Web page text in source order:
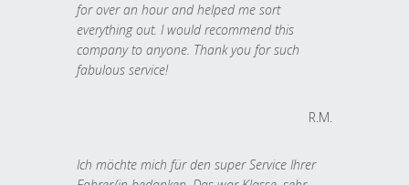
for over an hour and helped me sort
everything out. I would recommend this
company to anyone. Thank you for such
fabulous service!
R.M.
Ich möchte mich für den super Service Ihrer